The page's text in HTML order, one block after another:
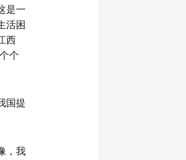
是一
活困
西
个
国提
，我